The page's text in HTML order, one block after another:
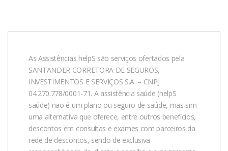
As Assistências helpS são serviços ofertados pela
SANTANDER CORRETORA DE SEGUROS,
INVESTIMENTOS E SERVIÇOS S.A. – CNPJ
04.270.778/0001-71. A assistência saúde (helpS
saúde) não é um plano ou seguro de saúde, mas sim
uma alternativa que oferece, entre outros benefícios,
descontos em consultas e exames com parceiros da
rede de descontos, sendo de exclusiva